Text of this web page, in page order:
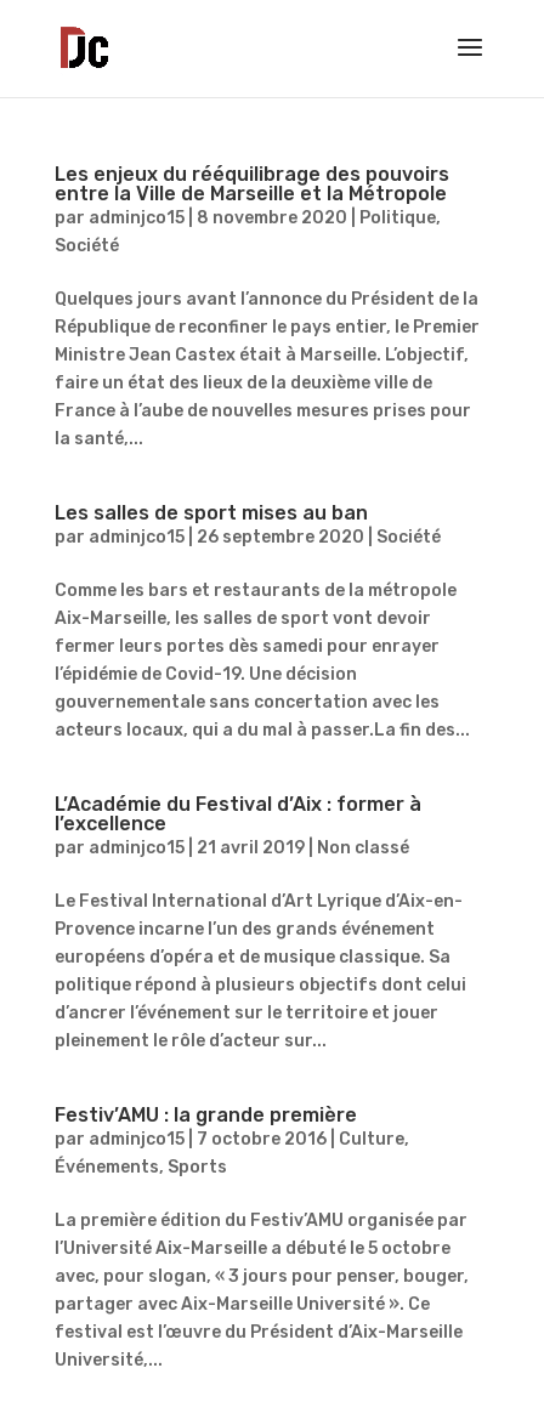
Les enjeux du rééquilibrage des pouvoirs
entre la Ville de Marseille et la Métropole
par adminjco15| 8 novembre 2020 Politique,
Société
Quelques jours avant l’annonce du Président de la
République de reconfiner le pays entier, le Premier
Ministre Jean Castex était à Marseille. L’objectif,
faire un état des lieux de la deuxième ville de
France à l’aube de nouvelles mesures prises pour
la santé,...
Les salles de sport mises au ban
par adminjco15| 26 septembre 2020 Société
Comme les bars et restaurants de la métropole
Aix-Marseille, les salles de sport vont devoir
fermer leurs portes dès samedi pour enrayer
l’épidémie de Covid-19. Une décision
gouvernementale sans concertation avec les
acteurs locaux, qui a du mal à passer.La fin des...
L’Académie du Festival d’Aix : former à
l’excellence
par adminjco15| 21 avril 2019| Non classé
Le Festival International d’Art Lyrique d’Aix-en-
Provence incarne l’un des grands événement
européens d’opéra et de musique classique. Sa
politique répond à plusieurs objectifs dont celui
d’ancrer l’événement sur le territoire et jouer
pleinement le rôle d’acteur sur...
Festiv’AMU : la grande première
par adminjco15| 7 octobre 2016| Culture,
Événements, Sports
La première édition du Festiv’AMU organisée par
l’Université Aix-Marseille a débuté le 5 octobre
avec, pour slogan, « 3 jours pour penser, bouger,
partager avec Aix-Marseille Université ». Ce
festival est l’œuvre du Président d’Aix-Marseille
Université,...